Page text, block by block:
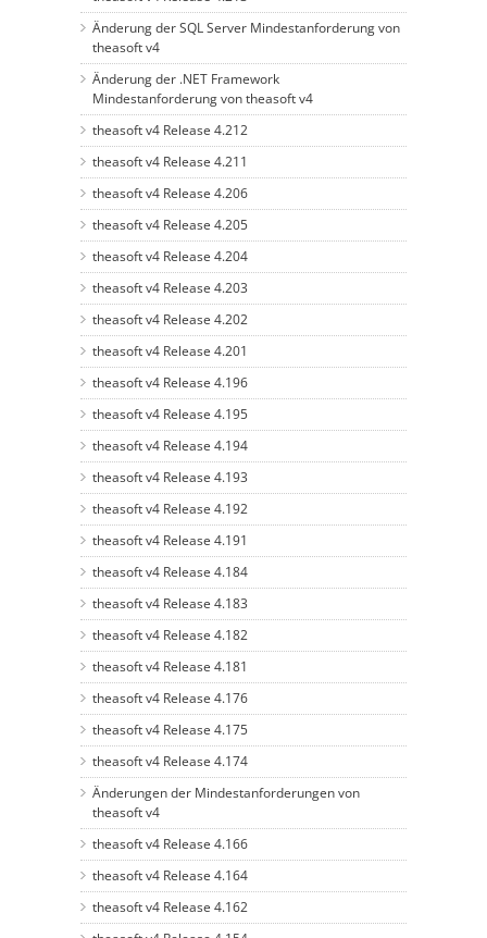
Änderung der SQL Server Mindestanforderung von
theasoft v4
Änderung der .NET Framework
Mindestanforderung von theasoft v4
theasoft v4 Release 4.212
theasoft v4 Release 4.211
theasoft v4 Release 4.206
theasoft v4 Release 4.205
theasoft v4 Release 4.204
theasoft v4 Release 4.203
theasoft v4 Release 4.202
theasoft v4 Release 4.201
theasoft v4 Release 4.196
theasoft v4 Release 4.195
theasoft v4 Release 4.194
theasoft v4 Release 4.193
theasoft v4 Release 4.192
theasoft v4 Release 4.191
theasoft v4 Release 4.184
theasoft v4 Release 4.183
theasoft v4 Release 4.182
theasoft v4 Release 4.181
theasoft v4 Release 4.176
theasoft v4 Release 4.175
theasoft v4 Release 4.174
Änderungen der Mindestanforderungen von
theasoft v4
theasoft v4 Release 4.166
theasoft v4 Release 4.164
theasoft v4 Release 4.162